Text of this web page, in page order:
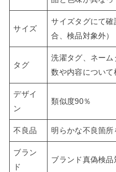
サイズ
サイズタグにて
合、検品対象外）
タグ
洗濯タグ、ネー
数や内容について
デザイ
ン
類似度90％
不良品 明らかな不良箇所
ブラン
ド
ブランド真偽検品